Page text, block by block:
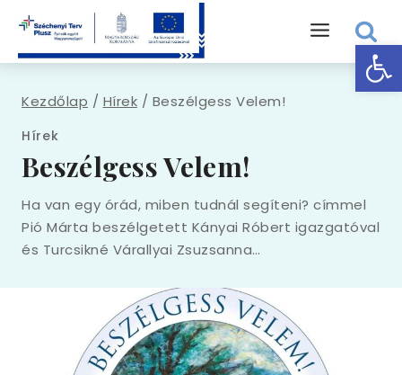
Kezdőlap / Hírek / Beszélgess Velem!
Hírek
Beszélgess Velem!
Ha van egy órád, miben tudnál segíteni? címmel
Pió Márta beszélgetett Kányai Róbert igazgatóval
és Turcsikné Várallyai Zsuzsanna…